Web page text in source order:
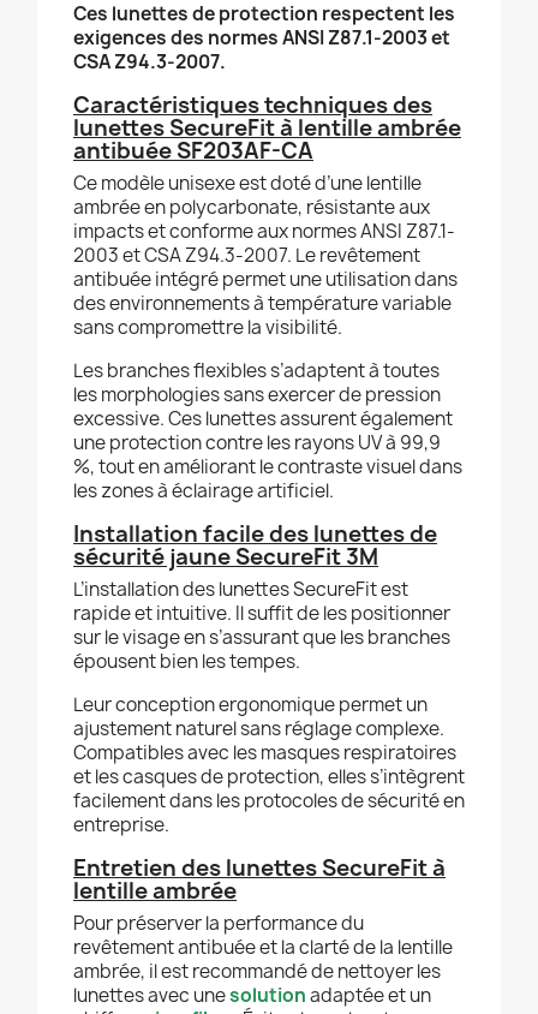
Ces lunettes de protection respectent les
exigences des normes ANSI Z87.1-2003 et
CSA Z94.3-2007.
Caractéristiques techniques des
lunettes SecureFit à lentille ambrée
antibuée SF203AF-CA
Ce modèle unisexe est doté d’une lentille
ambrée en polycarbonate, résistante aux
impacts et conforme aux normes ANSI Z87.1-
2003 et CSA Z94.3-2007. Le revêtement
antibuée intégré permet une utilisation dans
des environnements à température variable
sans compromettre la visibilité.
Les branches flexibles s’adaptent à toutes
les morphologies sans exercer de pression
excessive. Ces lunettes assurent également
une protection contre les rayons UV à 99,9
%, tout en améliorant le contraste visuel dans
les zones à éclairage artificiel.
Installation facile des lunettes de
sécurité jaune SecureFit 3M
L’installation des lunettes SecureFit est
rapide et intuitive. Il suffit de les positionner
sur le visage en s’assurant que les branches
épousent bien les tempes.
Leur conception ergonomique permet un
ajustement naturel sans réglage complexe.
Compatibles avec les masques respiratoires
et les casques de protection, elles s’intègrent
facilement dans les protocoles de sécurité en
entreprise.
Entretien des lunettes SecureFit à
lentille ambrée
Pour préserver la performance du
revêtement antibuée et la clarté de la lentille
ambrée, il est recommandé de nettoyer les
lunettes avec unesolutionadaptée et un